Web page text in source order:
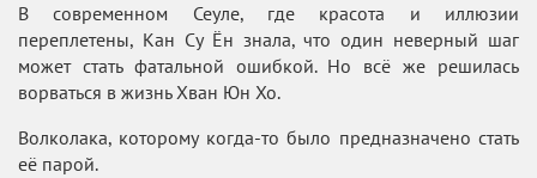
В современном Сеуле, где красота и иллюзии
переплетены, Кан Су Ён знала, что один неверный шаг
может стать фатальной ошибкой. Но всё же решилась
ворваться в жизнь Хван Юн Хо.
Волколака, которому когда-то было предназначено стать
её парой.